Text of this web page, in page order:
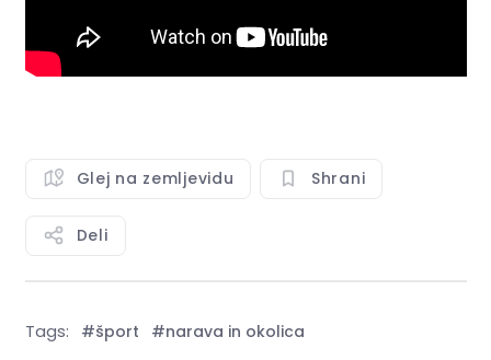
Glej na zemljevidu Shrani
Deli
Tags: #šport #narava in okolica